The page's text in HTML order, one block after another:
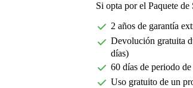
Si opta por el Paquete
2 años de garantía
Devolución gratuita
días)
60 días de periodo
Uso gratuito de un